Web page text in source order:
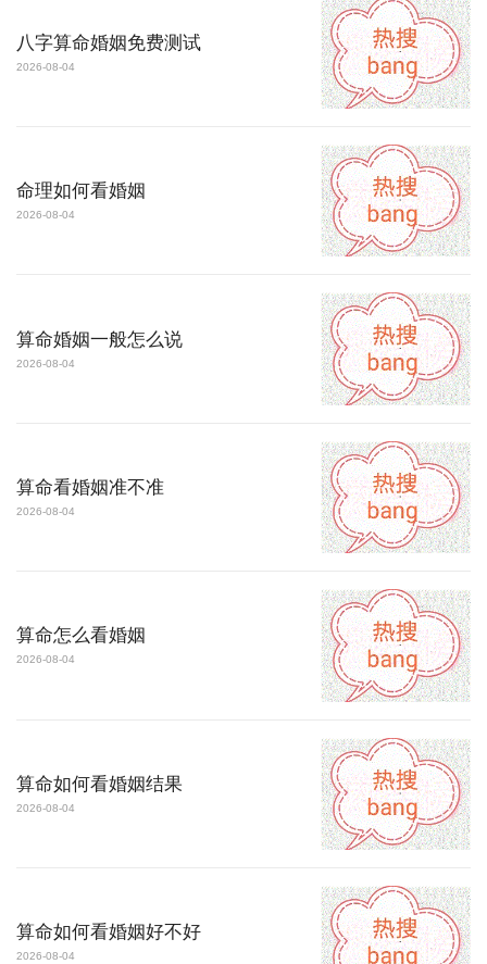
八字算命婚姻免费测试
2026-08-04
命理如何看婚姻
2026-08-04
算命婚姻一般怎么说
2026-08-04
算命看婚姻准不准
2026-08-04
算命怎么看婚姻
2026-08-04
算命如何看婚姻结果
2026-08-04
算命如何看婚姻好不好
2026-08-04